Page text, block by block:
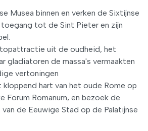
Musea binnen en verken de Sixtijnse
toegang tot de Sint Pieter en zijn
topattractie uit de oudheid, het
gladiatoren de massa's vermaakten
vertoningen
kloppend hart van het oude Rome op
Forum Romanum, en bezoek de
de Eeuwige Stad op de Palatijnse